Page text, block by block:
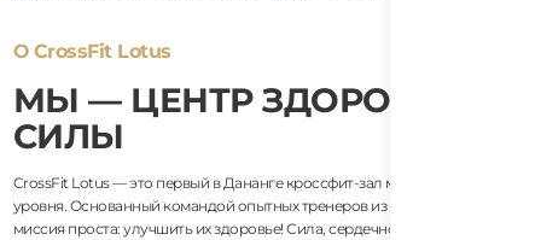
О CrossFit Lotus
МЫ — ЦЕНТР ЗДОРОВЬЯ И
СИЛЫ
CrossFit Lotus — это первый в Дананге кроссфит-зал международного
уровня. Основанный командой опытных тренеров из Австралии, наша
миссия проста: улучшить их здоровье! Сила, сердечно-сосудистое